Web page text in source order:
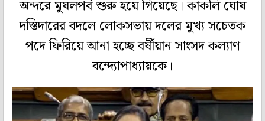
অন্দরে মুষলপর্ব শুরু হয়ে গিয়েছে। কাকলি ঘোষ
দস্তিদারের বদলে লোকসভায় দলের মুখ্য সচেতক
পদে ফিরিয়ে আনা হচ্ছে বর্ষীয়ান সাংসদ কল্যাণ
বন্দ্যোপাধ্যায়কে।